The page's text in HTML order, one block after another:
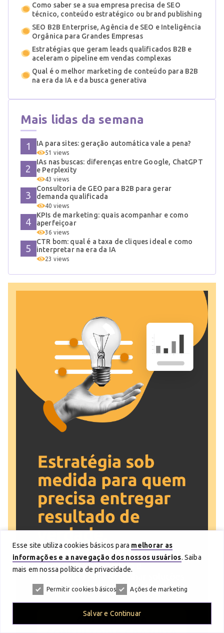
Como saber se a sua empresa precisa de SEO
técnico, conteúdo estratégico ou brand publishing
SEO B2B Enterprise, Agência de SEO e Inteligência
Orgânica para Grandes Empresas
Estratégias que geram leads qualificados B2B e
aceleram o pipeline em vendas complexas
Qual é o melhor marketing de conteúdo para B2B
na era da IA e da busca generativa
Mais lidas da semana
IA para sites: geração automática vale a pena?
51 views
IAs nas buscas: diferenças entre Google, ChatGPT
e Perplexity
43 views
Consultoria de GEO para B2B para gerar
demanda qualificada
40 views
KPIs de marketing: quais acompanhar e como
aperfeiçoar
36 views
CTR bom: qual é a taxa de cliques ideal e como
interpretar na era da IA
23 views
Esse site utiliza cookies básicos para melhorar as
informações e a navegação dos nossos usuários. Saiba
mais em nossa política de privacidade.
Permitir cookies básicos Ações de marketing
Salvar e Continuar